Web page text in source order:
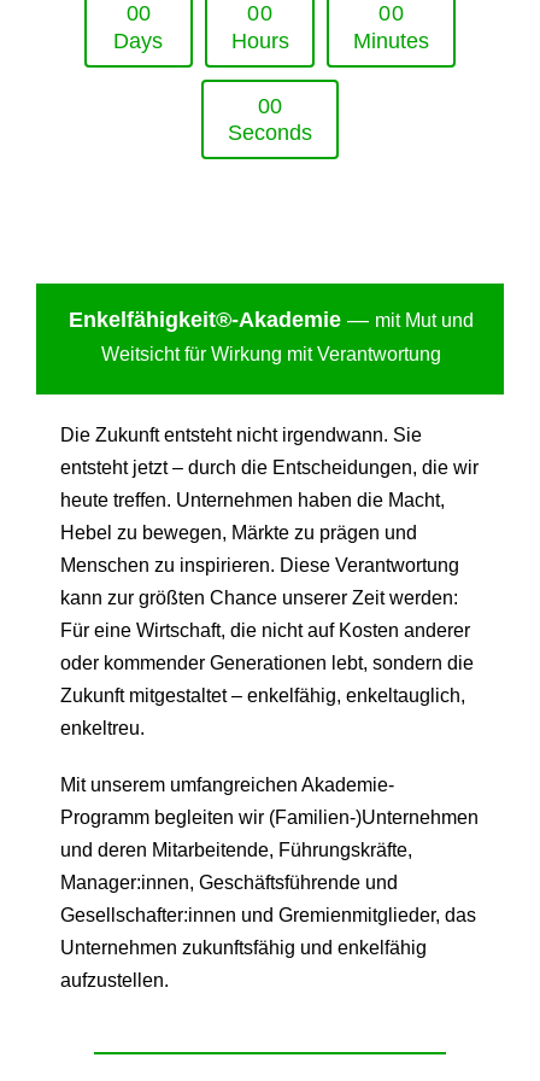
00
Days
00
Hours
00
Minutes
00
Seconds
Enkelfähigkeit®-Akademie — mit Mut und
Weitsicht für Wirkung mit Verantwortung
Die Zukunft entsteht nicht irgendwann. Sie
entsteht jetzt – durch die Entscheidungen, die wir
heute treffen. Unternehmen haben die Macht,
Hebel zu bewegen, Märkte zu prägen und
Menschen zu inspirieren. Diese Verantwortung
kann zur größten Chance unserer Zeit werden:
Für eine Wirtschaft, die nicht auf Kosten anderer
oder kommender Generationen lebt, sondern die
Zukunft mitgestaltet – enkelfähig, enkeltauglich,
enkeltreu.
Mit unserem umfangreichen Akademie-
Programm begleiten wir (Familien-)Unternehmen
und deren Mitarbeitende, Führungskräfte,
Manager:innen, Geschäftsführende und
Gesellschafter:innen und Gremienmitglieder, das
Unternehmen zukunftsfähig und enkelfähig
aufzustellen.